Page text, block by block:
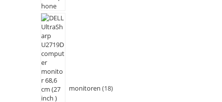
monitoren 18